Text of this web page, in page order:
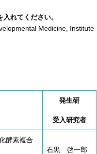
ー解析
れてください。
Medicine, Institute
発生研
受入研究者
酵素複合
石黒 啓一郎